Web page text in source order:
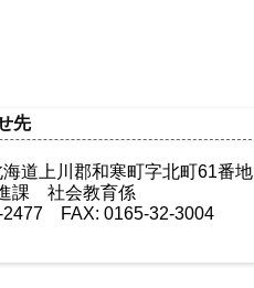
先
道上川郡和寒町字北町61番地
課 社会教育係
2477 FAX: 0165-32-3004